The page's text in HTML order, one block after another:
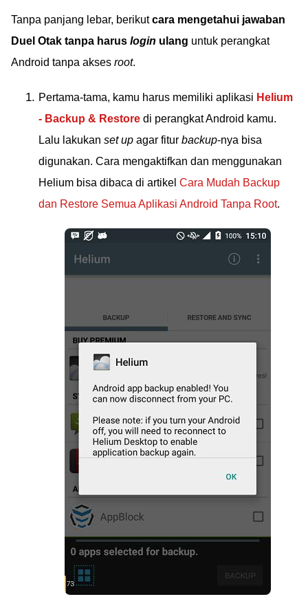
Tanpa panjang lebar, berikutcara mengetahui jawaban
Duel Otak tanpa harus login ulang untuk perangkat
Android tanpa akses root.
Pertama-tama, kamu harus memiliki aplikasi Helium
- Backup & Restore di perangkat Android kamu.
Lalu lakukan set up agar fitur backup-nya bisa
digunakan. Cara mengaktifkan dan menggunakan
Helium bisa dibaca di artikel Cara Mudah Backup
dan Restore Semua Aplikasi Android Tanpa Root.